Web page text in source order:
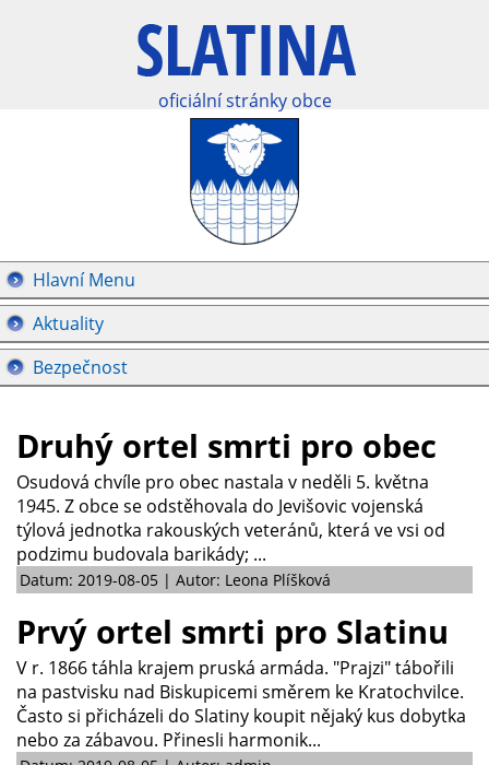
oficiální stránky obce
Hlavní Menu
Aktuality
Bezpečnost
Druhý ortel smrti pro obec
Osudová chvíle pro obec nastala v neděli 5. května
1945. Z obce se odstěhovala do Jevišovic vojenská
týlová jednotka rakouských veteránů, která ve vsi od
podzimu budovala barikády; ...
Datum: 2019-08-05 | Autor: Leona Plíšková
Prvý ortel smrti pro Slatinu
V r. 1866 táhla krajem pruská armáda. "Prajzi" tábořili
na pastvisku nad Biskupicemi směrem ke Kratochvilce.
Často si přicházeli do Slatiny koupit nějaký kus dobytka
nebo za zábavou. Přinesli harmonik...